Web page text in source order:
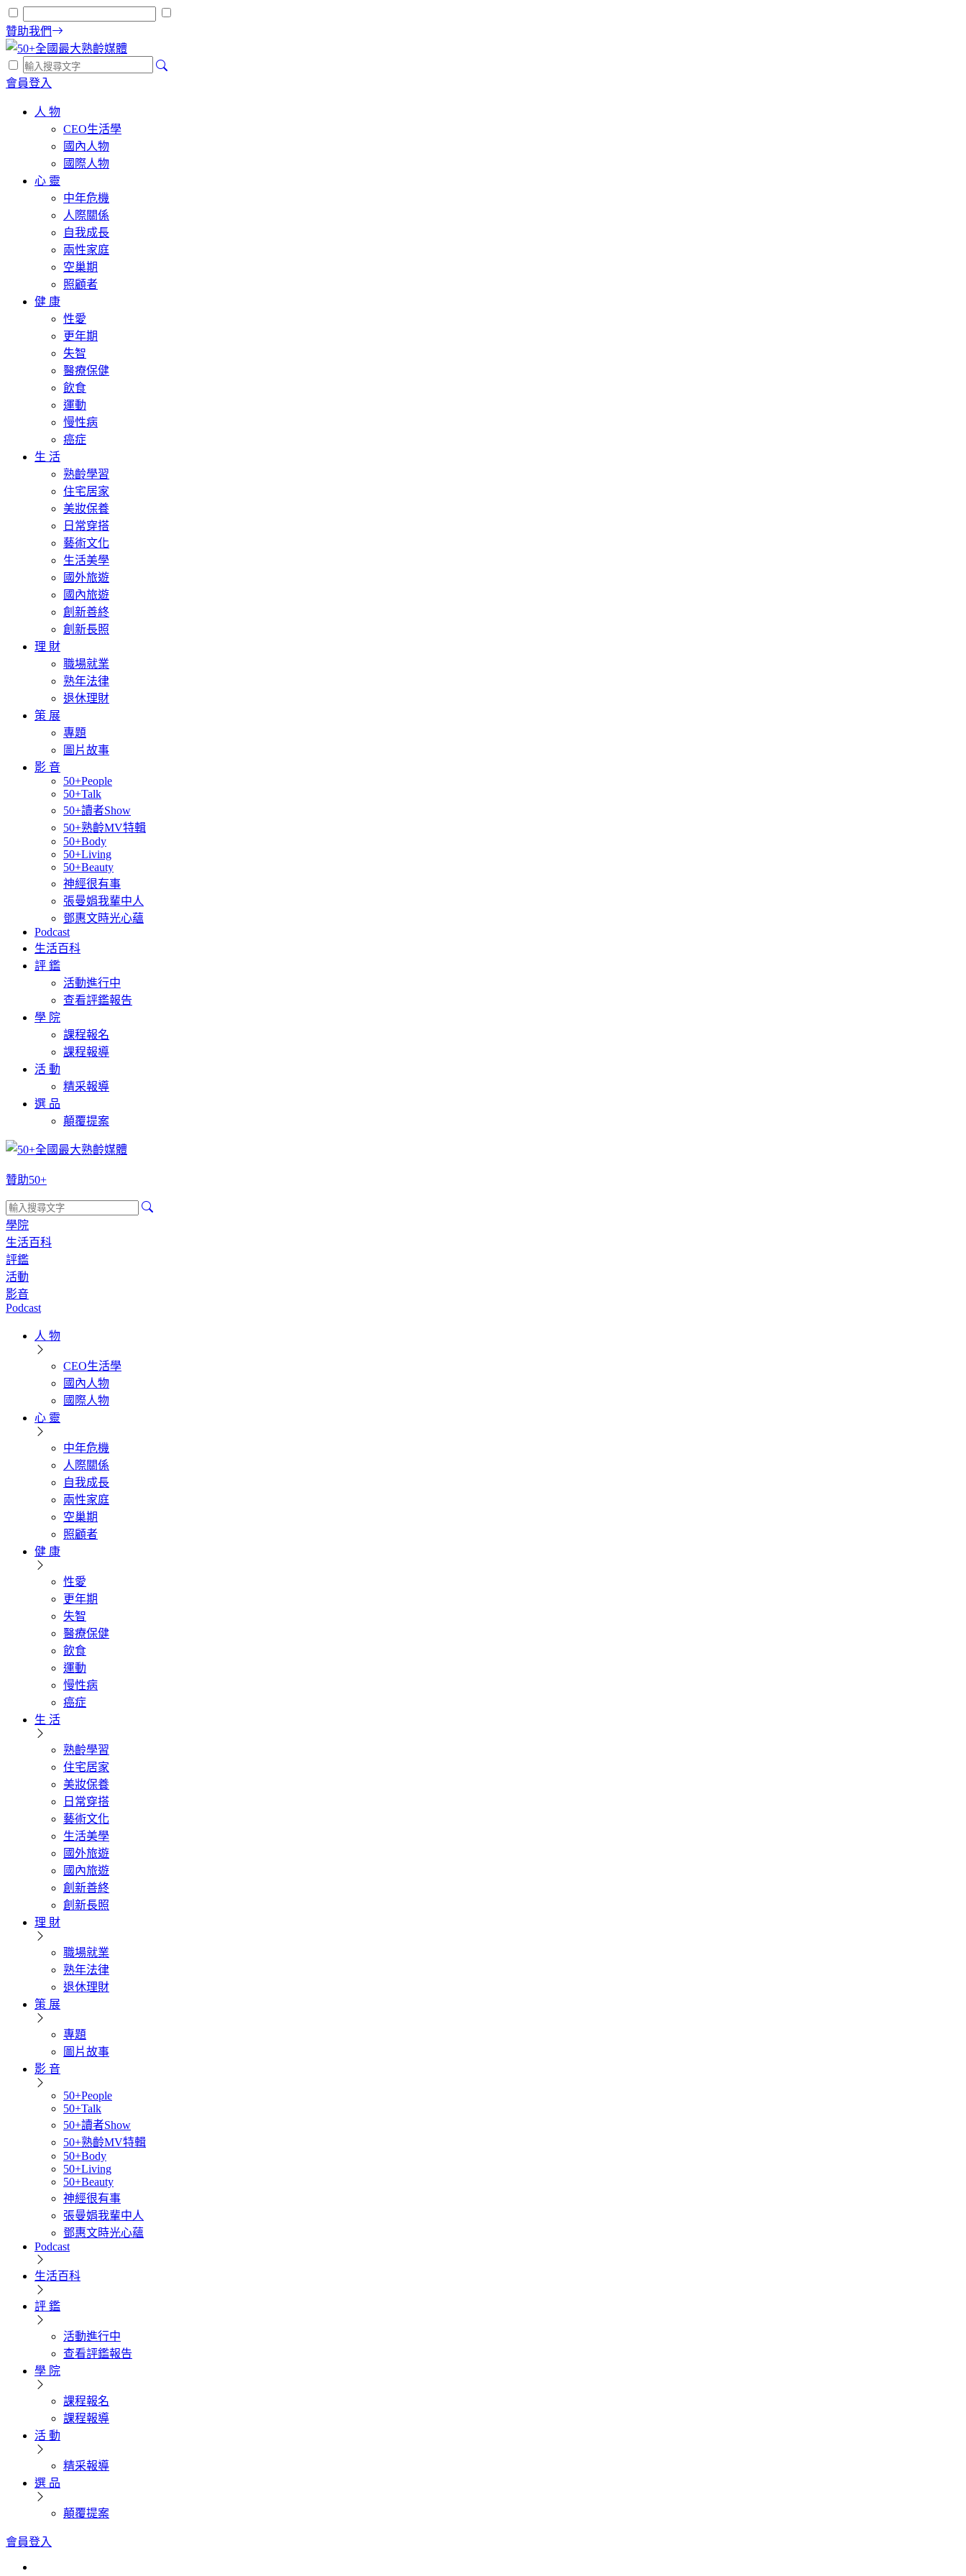
贊助我們
會員登入
人 物
CEO生活學
國內人物
國際人物
心 靈
中年危機
人際關係
自我成長
兩性家庭
空巢期
照顧者
健 康
性愛
更年期
失智
醫療保健
飲食
運動
慢性病
癌症
生 活
熟齡學習
住宅居家
美妝保養
日常穿搭
藝術文化
生活美學
國外旅遊
國內旅遊
創新善終
創新長照
理 財
職場就業
熟年法律
退休理財
策 展
專題
圖片故事
影 音
50+People
50+Talk
50+讀者Show
50+熟齡MV特輯
50+Body
50+Living
50+Beauty
神經很有事
張曼娟我輩中人
鄧惠文時光心蘊
Podcast
生活百科
評 鑑
活動進行中
查看評鑑報告
學 院
課程報名
課程報導
活 動
精采報導
選 品
顛覆提案
贊助50+
學院
生活百科
評鑑
活動
影音
Podcast
人 物
CEO生活學
國內人物
國際人物
心 靈
中年危機
人際關係
自我成長
兩性家庭
空巢期
照顧者
健 康
性愛
更年期
失智
醫療保健
飲食
運動
慢性病
癌症
生 活
熟齡學習
住宅居家
美妝保養
日常穿搭
藝術文化
生活美學
國外旅遊
國內旅遊
創新善終
創新長照
理 財
職場就業
熟年法律
退休理財
策 展
專題
圖片故事
影 音
50+People
50+Talk
50+讀者Show
50+熟齡MV特輯
50+Body
50+Living
50+Beauty
神經很有事
張曼娟我輩中人
鄧惠文時光心蘊
Podcast
生活百科
評 鑑
活動進行中
查看評鑑報告
學 院
課程報名
課程報導
活 動
精采報導
選 品
顛覆提案
會員登入